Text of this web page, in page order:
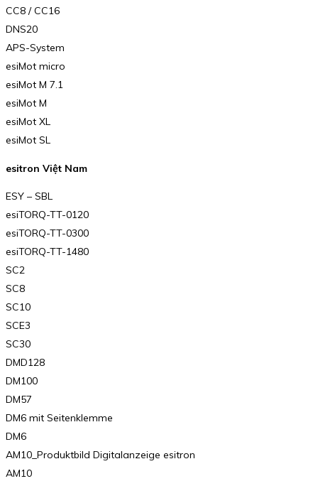
CC8 / CC16
DNS20
APS-System
esiMot micro
esiMot M 7.1
esiMot M
esiMot XL
esiMot SL
esitron Việt Nam
ESY – SBL
esiTORQ-TT-0120
esiTORQ-TT-0300
esiTORQ-TT-1480
SC2
SC8
SC10
SCE3
SC30
DMD128
DM100
DM57
DM6 mit Seitenklemme
DM6
AM10_Produktbild Digitalanzeige esitron
AM10